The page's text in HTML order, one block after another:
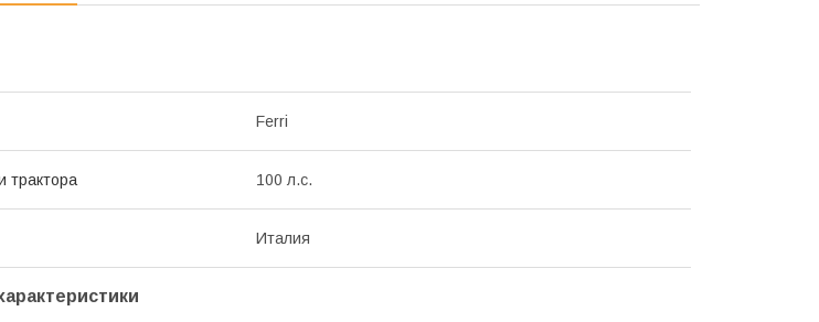
Ferri
трактора 100 л.с.
Италия